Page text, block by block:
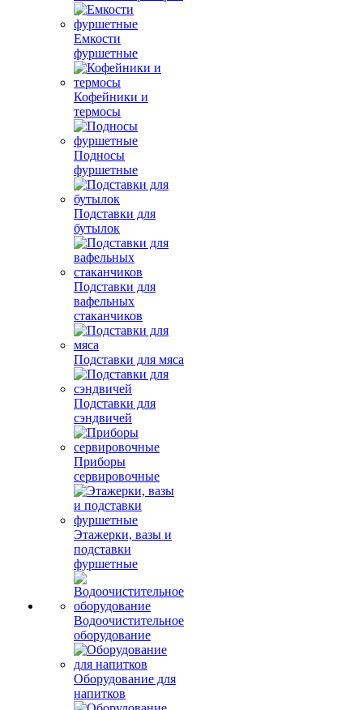
Емкости
фуршетные
Кофейники и
термосы
Подносы
фуршетные
Подставки для
бутылок
Подставки для
вафельных
стаканчиков
Подставки для мяса
Подставки для
сэндвичей
Приборы
сервировочные
Этажерки, вазы и
подставки
фуршетные
Водоочистительное
оборудование
Оборудование для
напитков